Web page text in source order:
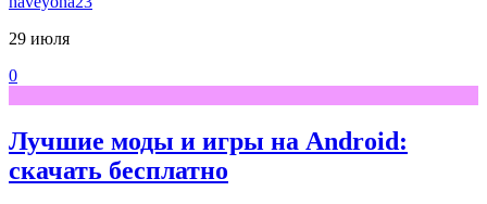
29 июля
0
Лучшие моды и игры на Android:
скачать бесплатно